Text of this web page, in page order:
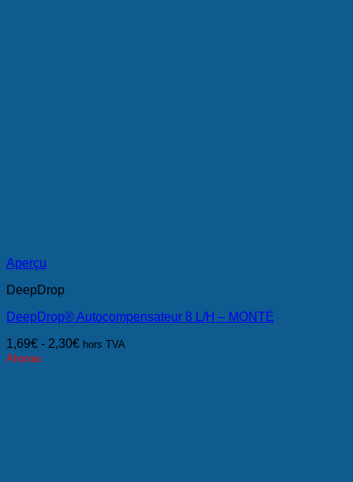
Aperçu
DeepDrop
DeepDrop® Autocompensateur 8 L/H – MONTÉ
1,69€ - 2,30€ hors TVA
Ahorras